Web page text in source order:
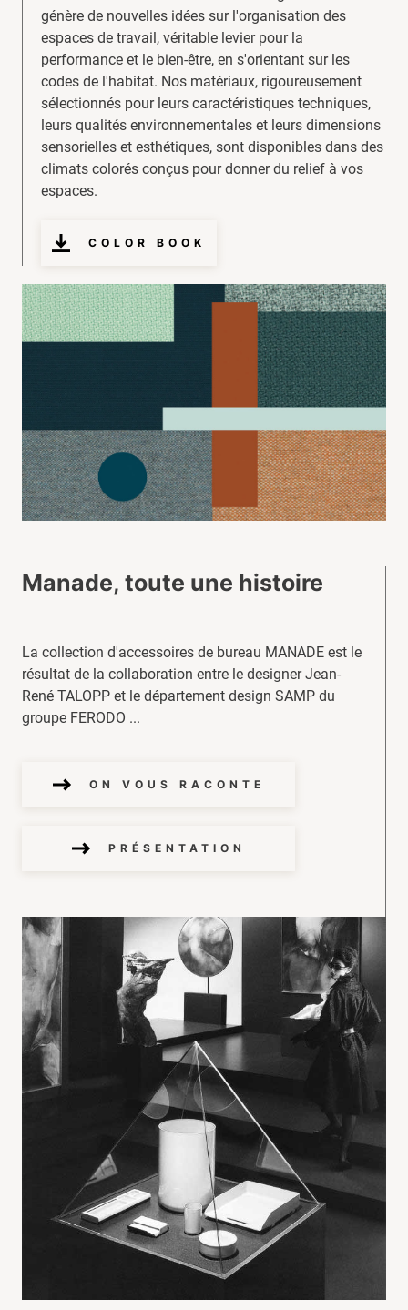
génère de nouvelles idées sur l'organisation des
espaces de travail, véritable levier pour la
performance et le bien-être, en s'orientant sur les
codes de l'habitat. Nos matériaux, rigoureusement
sélectionnés pour leurs caractéristiques techniques,
leurs qualités environnementales et leurs dimensions
sensorielles et esthétiques, sont disponibles dans des
climats colorés conçus pour donner du relief à vos
espaces.
COLOR BOOK
Manade, toute une histoire
La collection d'accessoires de bureau MANADE est le
résultat de la collaboration entre le designer Jean-
René TALOPP et le département design SAMP du
groupe FERODO ...
ON VOUS RACONTE
PRÉSENTATION